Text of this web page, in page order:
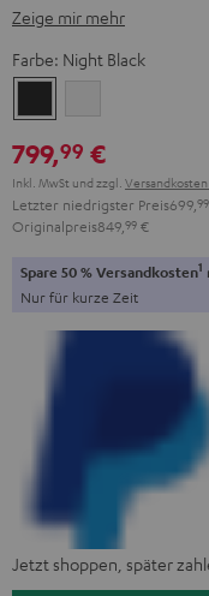
Zeige mir mehr
Farbe: Night Black
Black
799,99 €
Inkl. MwSt und zzgl. Versandkosten
Letzter niedrigster Preis699, 99
Originalpreis849, 99 €
Spare 50 % Versandkosten1
Nur für kurze Zeit
Jetzt shoppen, später